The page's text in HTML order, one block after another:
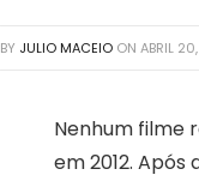
BY JULIO MACEIO ON ABRIL
Nenhum filme
em 2012.